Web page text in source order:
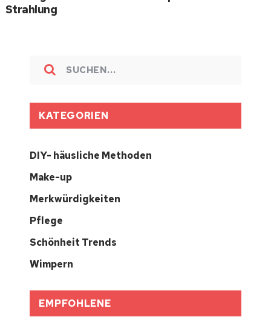
Strahlung
KATEGORIEN
DIY- häusliche Methoden
Make-up
Merkwürdigkeiten
Pflege
Schönheit Trends
Wimpern
EMPFOHLENE